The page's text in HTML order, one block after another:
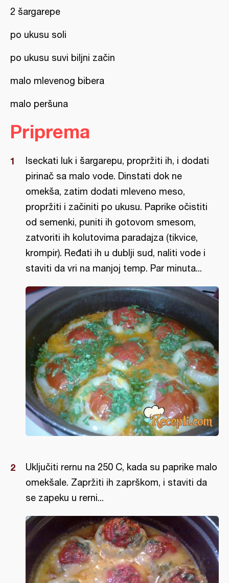
2 šargarepe
po ukusu soli
po ukusu suvi biljni začin
malo mlevenog bibera
malo peršuna
Priprema
Iseckati luk i šargarepu, propržiti ih, i dodati
pirinač sa malo vode. Dinstati dok ne
omekša, zatim dodati mleveno meso,
propržiti i začiniti po ukusu. Paprike očistiti
od semenki, puniti ih gotovom smesom,
zatvoriti ih kolutovima paradajza (tikvice,
krompir). Ređati ih u dublji sud, naliti vode i
staviti da vri na manjoj temp. Par minuta...
Uključiti rernu na 250 C, kada su paprike malo
omekšale. Zapržiti ih zaprškom, i staviti da
se zapeku u rerni...